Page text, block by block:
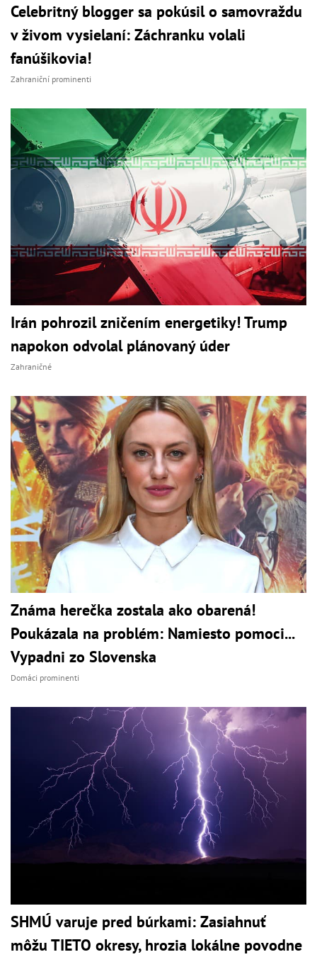
Celebritný blogger sa pokúsil o samovraždu
v živom vysielaní: Záchranku volali
fanúšikovia!
Zahraniční prominenti
Irán pohrozil zničením energetiky! Trump
napokon odvolal plánovaný úder
Zahraničné
Známa herečka zostala ako obarená!
Poukázala na problém: Namiesto pomoci...
Vypadni zo Slovenska
Domáci prominenti
SHMÚ varuje pred búrkami: Zasiahnuť
môžu TIETO okresy, hrozia lokálne povodne